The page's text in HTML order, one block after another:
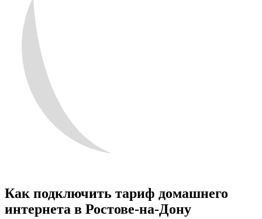
Как подключить тариф домашнего
интернета в Ростове-на-Дону